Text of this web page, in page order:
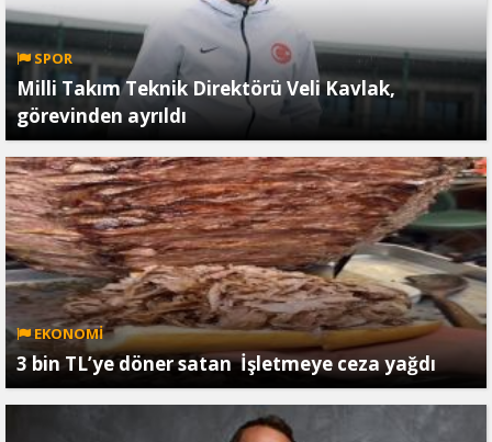
SPOR
Milli Takım Teknik Direktörü Veli Kavlak,
görevinden ayrıldı
EKONOMİ
3 bin TL’ye döner satan İşletmeye ceza yağdı